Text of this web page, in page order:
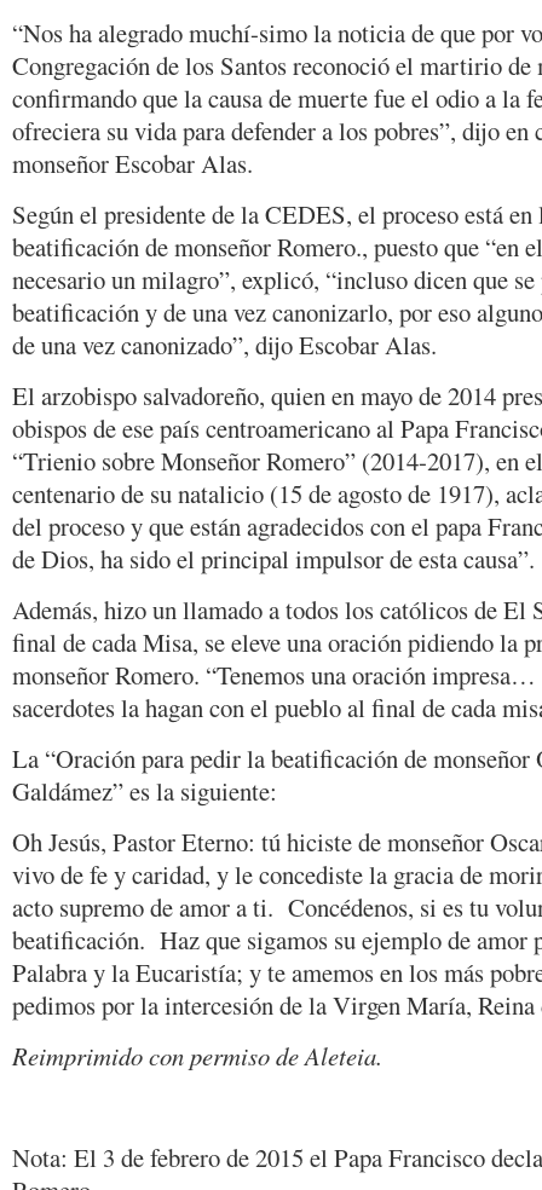
“Nos ha alegrado muchí-simo la noticia de que por
Congregación de los Santos reconoció el martirio de
confirmando que la causa de muerte fue el odio a la
ofreciera su vida para defender a los pobres”, dijo en
monseñor Escobar Alas.
Según el presidente de la CEDES, el proceso está
beatificación de monseñor Romero., puesto que “en
necesario un milagro”, explicó, “incluso dicen que se
beatificación y de una vez canonizarlo, por eso
de una vez canonizado”, dijo Escobar Alas.
El arzobispo salvadoreño, quien en mayo de 2014
obispos de ese país centroamericano al Papa
“Trienio sobre Monseñor Romero” (2014-2017), en
centenario de su natalicio (15 de agosto de 1917),
del proceso y que están agradecidos con el papa
de Dios, ha sido el principal impulsor de esta causa”.
Además, hizo un llamado a todos los católicos de El
final de cada Misa, se eleve una oración pidiendo la
monseñor Romero. “Tenemos una oración
sacerdotes la hagan con el pueblo al final de cada
La “Oración para pedir la beatificación de
Galdámez” es la siguiente:
Oh Jesús, Pastor Eterno: tú hiciste de monseñor
vivo de fe y caridad, y le concediste la gracia de
acto supremo de amor a ti. Concédenos, si es tu
beatificación. Haz que sigamos su ejemplo de amor
Palabra y la Eucaristía; y te amemos en los más
pedimos por la intercesión de la Virgen María,
Reimprimido con permiso de Aleteia.
Nota: El 3 de febrero de 2015 el Papa Francisco